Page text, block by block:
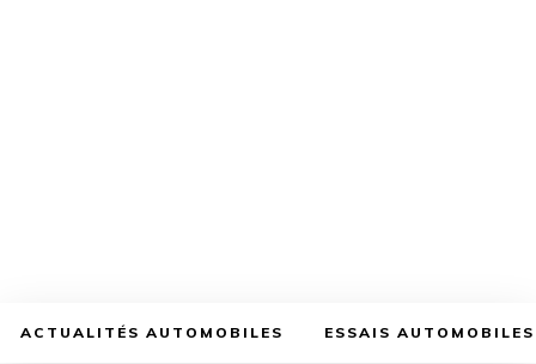
ACTUALITÉS AUTOMOBILES ESSAIS AUTOMOBILES